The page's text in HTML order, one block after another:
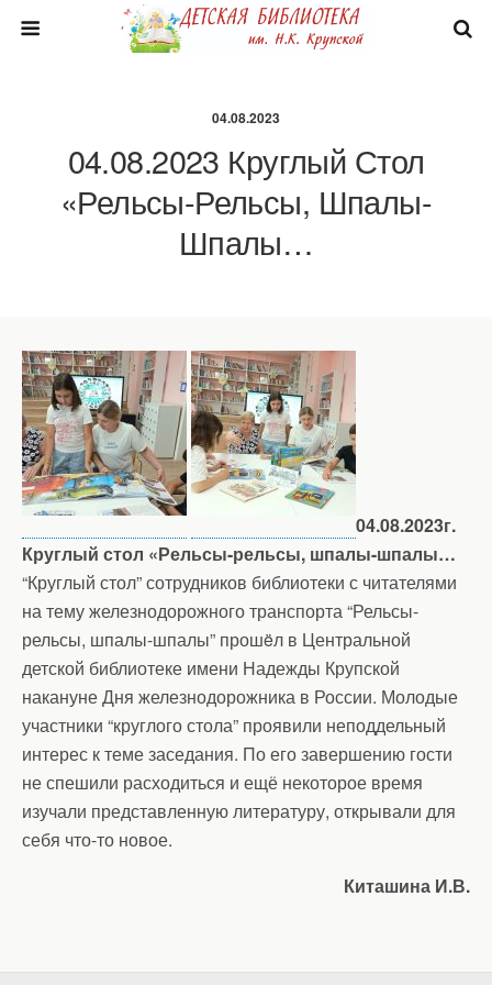
04.08.2023
04.08.2023 Круглый Стол
«Рельсы-Рельсы, Шпалы-
Шпалы…
04.08.2023г.
Круглый стол «Рельсы-рельсы, шпалы-шпалы…
“Круглый стол” сотрудников библиотеки с читателями
на тему железнодорожного транспорта “Рельсы-
рельсы, шпалы-шпалы” прошëл в Центральной
детской библиотеке имени Надежды Крупской
накануне Дня железнодорожника в России. Молодые
участники “круглого стола” проявили неподдельный
интерес к теме заседания. По его завершению гости
не спешили расходиться и ещё некоторое время
изучали представленную литературу, открывали для
себя что-то новое.
Киташина И.В.